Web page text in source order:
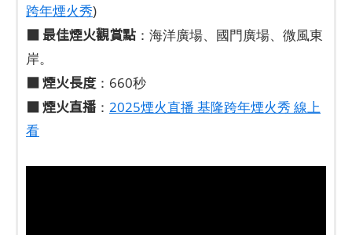
跨年煙火秀)
■ 最佳煙火觀賞點 ：海洋廣場、國門廣場、微風東
岸。
■ 煙火長度：660秒
■ 煙火直播 ： 2025煙火直播 基隆跨年煙火秀 線上
看